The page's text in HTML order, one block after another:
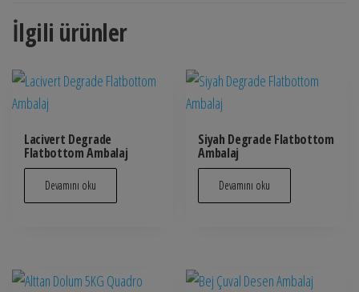
İlgili ürünler
Lacivert Degrade
Flatbottom Ambalaj
Devamını oku
Siyah Degrade Flatbottom
Ambalaj
Devamını oku